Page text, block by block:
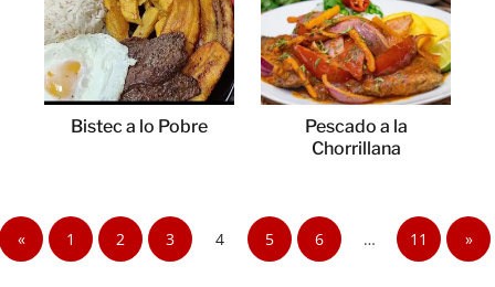
Bistec a lo Pobre
Pescado a la
Chorrillana
« 1 2 3 4 5 6 … 11 »